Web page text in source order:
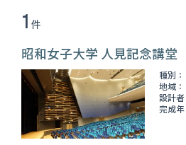
1 件
昭和女子大学 人見記念講堂
種別：
地域：
設計者
完成年